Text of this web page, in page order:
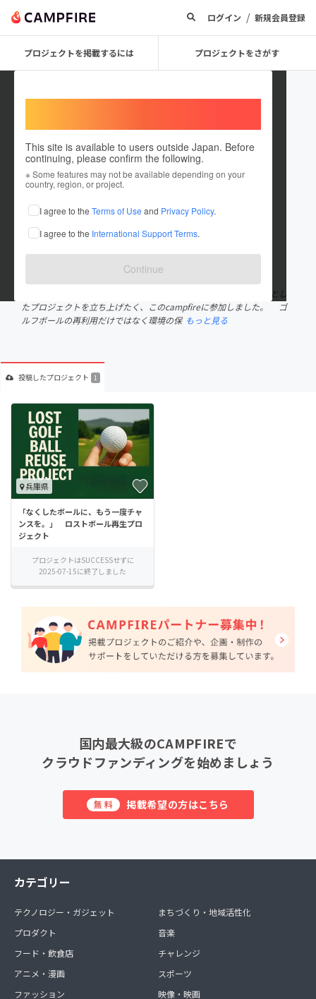
ログイン / 新規会員登録
プロジェクトを掲載するには プロジェクトをさがす
This site is available to users outside Japan. Before
continuing, please confirm the following.
※ Some features may not be available depending on your
country, region, or project.
I agree to the Terms of Use and Privacy Policy.
I agree to the International Support Terms.
Continue
ゴルフロストボールの可能性と自
然への影響
プロジェクトオーナー
これまでに1件のプロジェクトを投稿しています
在住国：日本 現在地：兵庫県
出身地：兵庫県
RE-GOLF ゴルフロストボールの再利用を目的とし
たプロジェクトを立ち上げたく、このcampfireに参加しました。 ゴ
ルフボールの再利用だけではなく環境の保 もっと見る
投稿したプロジェクト 1
兵庫県
「なくしたボールに、もう一度チャ
ンスを。」 ロストボール再生プロ
ジェクト
プロジェクトはSUCCESSせずに
2025-07-15に終了しました
国内最大級のCAMPFIREで
クラウドファンディングを始めましょう
無料 掲載希望の方はこちら
カテゴリー
テクノロジー・ガジェット
プロダクト
フード・飲食店
アニメ・漫画
ファッション
まちづくり・地域活性化
音楽
チャレンジ
スポーツ
映像・映画